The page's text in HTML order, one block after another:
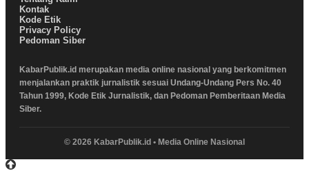
Kontak
Kode Etik
Privacy Policy
Pedoman Siber
KabarPublik.id merupakan media online nasional yang berkomitmen
menjalankan praktik jurnalistik sesuai Undang-Undang Pers No. 40
Tahun 1999, Kode Etik Jurnalistik, dan Pedoman Pemberitaan Media
Siber.
© 2026 KabarPublik.id • Media Online Nasional